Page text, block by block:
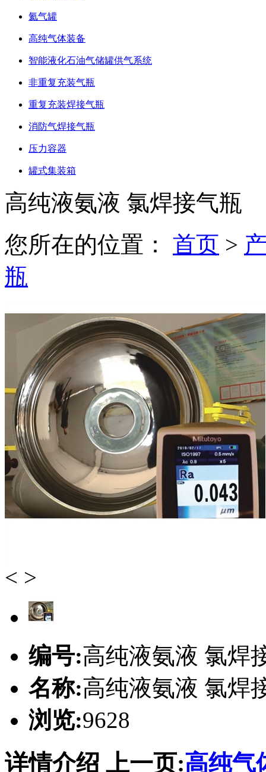
氦气罐
高纯气体装备
智能液化石油气储罐供气系统
非重复充装气瓶
重复充装焊接气瓶
消防气焊接气瓶
压力容器
罐式集装箱
高纯液氨液 氯焊接气瓶
您所在的位置： 首页 >
瓶
< >
编号:高纯液氨液 氯焊
名称:高纯液氨液 氯焊
浏览:9628
详情介绍 上一页:高纯气